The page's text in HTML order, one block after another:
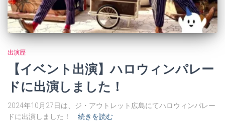
出演歴
【イベント出演】ハロウィンパレー
ドに出演しました！
2024年10月27日は、ジ・アウトレット広島にてハロウィンパレー
ドに出演しました！
続きを読む